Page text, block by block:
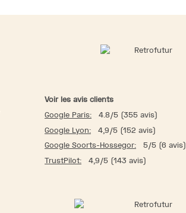
Voir les avis clients
Google Paris:
4.8/5 (355 avis)
Google Lyon:
4,9/5 (152 avis)
Google Soorts-Hossegor:
5/5 (6 avis)
TrustPilot:
4,9/5 (143 avis)